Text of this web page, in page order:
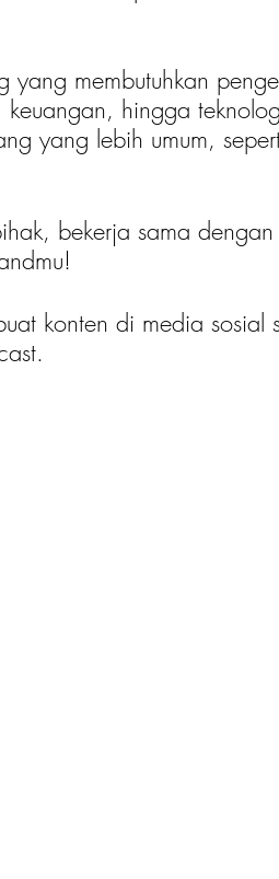
yang membutuhkan
keuangan, hingga
yang lebih umum,
bekerja sama
konten di media sosial